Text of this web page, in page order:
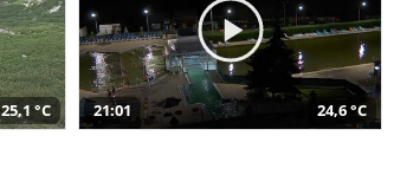
25,1 °C 21:01 24,6 °C